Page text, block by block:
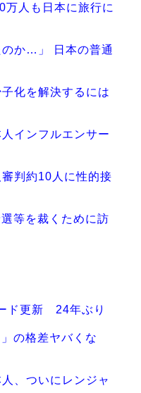
万人も日本に旅行に
か…」 日本の普通
化を解決するには
インフルエンサー
審判約10人に性的接
等を裁くために訪
ド更新 24年ぶり
の格差ヤバくな
、ついにレンジャ